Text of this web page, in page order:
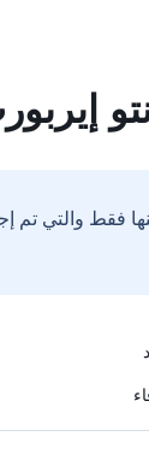
فقط والتي تم